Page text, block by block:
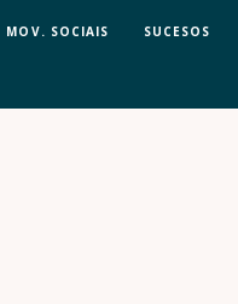
MOV. SOCIAIS SUCESOS